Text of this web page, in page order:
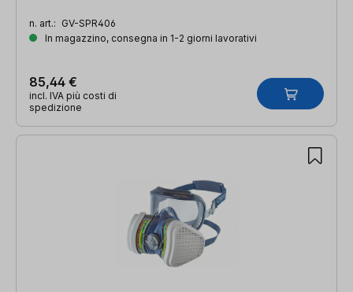
sostituzione!
n. art.: GV-SPR406
In magazzino, consegna in 1-2 giorni lavorativi
85,44 €
incl. IVA più costi di
spedizione